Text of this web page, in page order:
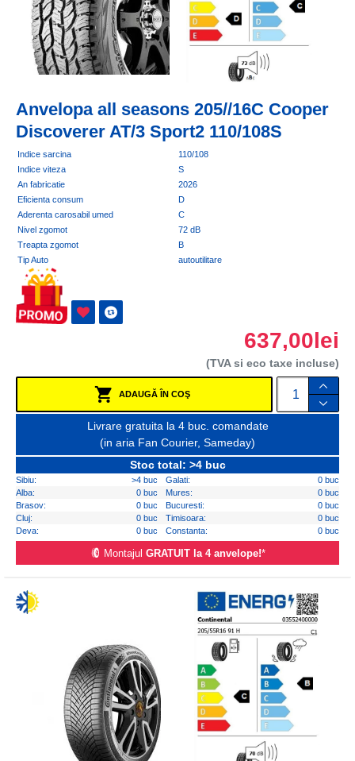
Anvelopa all seasons 205//16C Cooper
Discoverer AT/3 Sport2 110/108S
Indice sarcina
110/108
Indice viteza
S
An fabricatie
2026
Eficienta consum
D
Aderenta carosabil umed
C
Nivel zgomot
72 dB
Treapta zgomot
B
Tip Auto
autoutilitare
637,00lei
(TVA si eco taxe incluse)
ADAUGĂ ÎN COŞ
Livrare gratuita la 4 buc. comandate
(in aria Fan Courier, Sameday)
Stoc total: >4 buc
Sibiu: >4 buc Galati:
0 buc
Alba:
0 buc Mures:
0 buc
Brasov:
0 buc Bucuresti:
0 buc
Cluj:
0 buc Timisoara:
0 buc
Deva:
0 buc Constanta: 0 buc
Montajul GRATUIT la 4 anvelope!*